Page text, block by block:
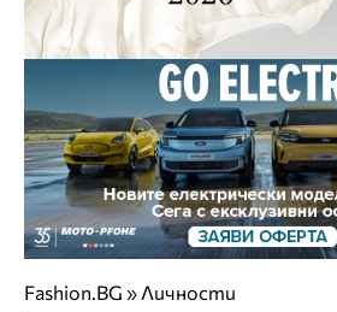
Fashion.BG » Личности